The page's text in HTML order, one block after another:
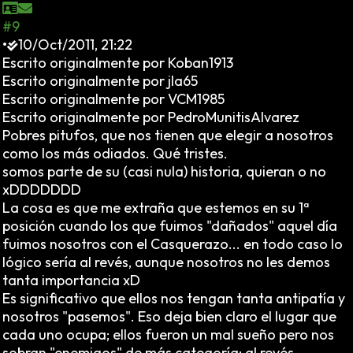
#9
•
10/Oct/2011, 21:22
Escrito originalmente por Koban1913
Escrito originalmente por jla65
Escrito originalmente por VCM1985
Escrito originalmente por PedroMunitisAlvarez
Pobres pitufos, que nos tienen que elegir a nosotros
como los más odiados. Qué tristes.
somos parte de su (casi nula) historia, quieran o no
xDDDDDDD
La cosa es que me extraña que estemos en su 1ª
posición cuando los que fuimos "dañados" aquel día
fuimos nosotros con el Casquerazo... en todo caso lo
lógico sería al revés, aunque nosotros no les demos
tanta importancia xD
Es significativo que ellos nos tengan tanta antipatía y
nosotros "pasemos". Eso deja bien claro el lugar que
cada uno ocupa; ellos fueron un mal sueño pero nos